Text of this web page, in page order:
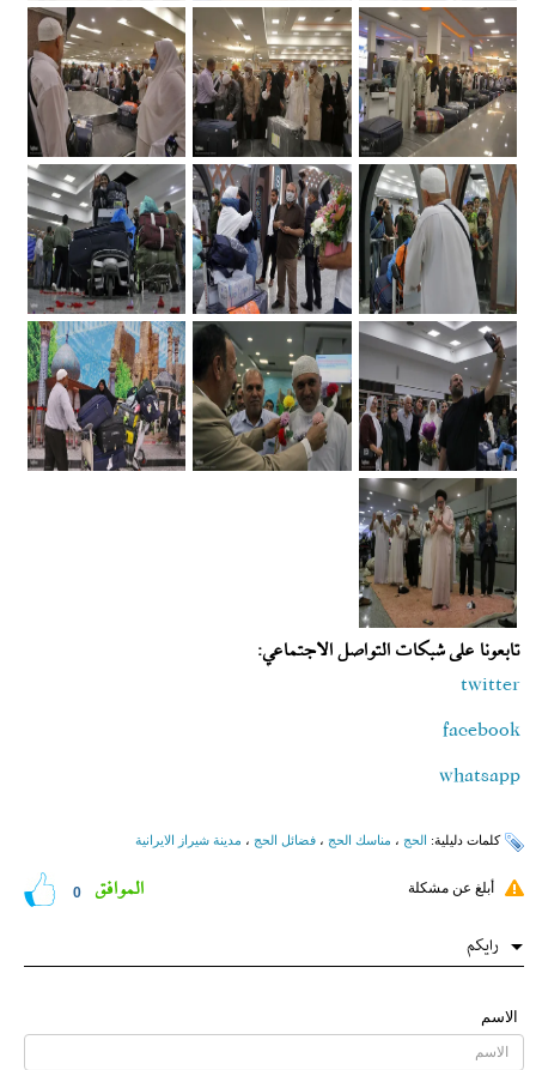
تابعونا على شبكات التواصل الاجتماعي:
twitter
facebook
whatsapp
کلمات دلیلیة: الحج ، مناسك الحج ، فضائل الحج ، مدينة شيراز الايرانية
أبلغ عن مشكلة 0 الموافق
رایکم
الاسم